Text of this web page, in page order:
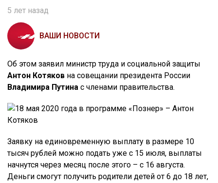
5 лет назад
ВАШИ НОВОСТИ
Об этом заявил министр труда и социальной защиты
Антон Котяков на совещании президента России
Владимира Путина с членами правительства.
Заявку на единовременную выплату в размере 10
тысяч рублей можно подать уже с 15 июля, выплаты
начнутся через месяц после этого – с 16 августа.
Деньги смогут получить родители детей от 6 до 18 лет,